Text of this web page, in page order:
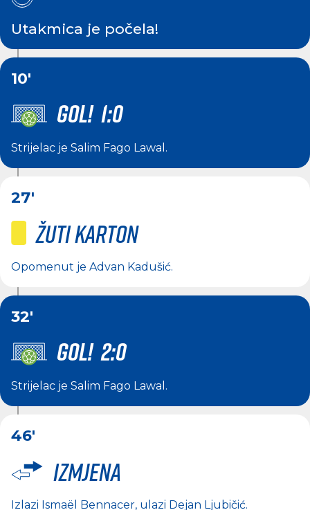
Utakmica je počela!
10'
GOL! 1:0
Strijelac je Salim Fago Lawal .
27'
Žuti karton
Opomenut je Advan Kadušić.
32'
GOL! 2:0
Strijelac je Salim Fago Lawal .
46'
Izmjena
Izlazi Ismaël Bennacer, ulazi Dejan Ljubičić.